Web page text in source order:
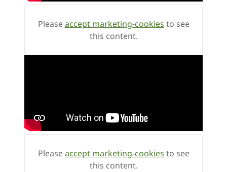
Pleaseaccept marketing-cookies to see
this content.
Pleaseaccept marketing-cookies to see
this content.